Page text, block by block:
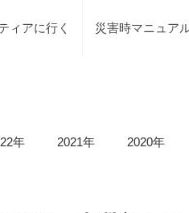
ィアに行く 災害時マニュア
年 2021年 2020年